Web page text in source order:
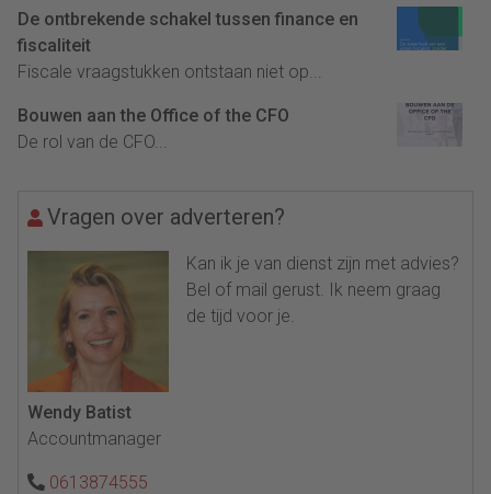
De ontbrekende schakel tussen finance en
fiscaliteit
Fiscale vraagstukken ontstaan niet op...
Bouwen aan the Office of the CFO
De rol van de CFO...
Vragen over adverteren?
Kan ik je van dienst zijn met advies?
Bel of mail gerust. Ik neem graag
de tijd voor je.
Wendy Batist
Accountmanager
0613874555